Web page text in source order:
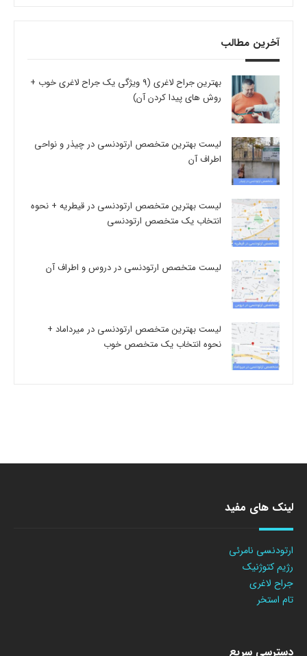
آخرین مطالب
بهترین جراح لاغری (9 ویژگی یک جراح لاغری خوب +
روش های پیدا کردن آن)
لیست بهترین متخصص ارتودنسی در چیذر و نواحی
اطراف آن
لیست بهترین متخصص ارتودنسی در قیطریه + نحوه
انتخاب یک متخصص ارتودنسی
لیست متخصص ارتودنسی در دروس و اطراف آن
لیست بهترین متخصص ارتودنسی در میرداماد +
نحوه انتخاب یک متخصص خوب
لینک های مفید
ارتودنسی نامرئی
رژیم کتوژنیک
جراح لاغری
تام استخر
دسترسی سریع